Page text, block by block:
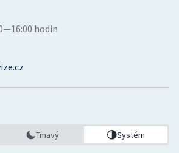
hodin
Tmavý Systém